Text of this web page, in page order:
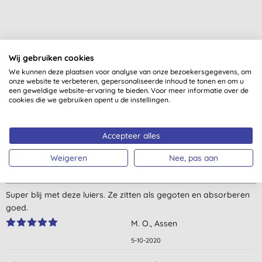
Klantbeoordelingen
4,6 beoordelingen
zeer tevreden, zacht voor de huid, geen irritaties, geen lekken
V. P., Gelrode
Super blij met deze luiers. Ze zitten als gegoten en absorberen
goed.
M. O., Assen
5-10-2020
Wij gebruiken cookies
We kunnen deze plaatsen voor analyse van onze bezoekersgegevens, om
onze website te verbeteren, gepersonaliseerde inhoud te tonen en om u
een geweldige website-ervaring te bieden. Voor meer informatie over de
cookies die we gebruiken opent u de instellingen.
Accepteer alles
Weigeren Nee, pas aan